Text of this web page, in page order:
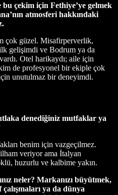
çekim için Fethiye’ye gelmek
atmosferi hakkındaki
çok güzel. Misafirperverlik,
gelişimdi ve Bodrum ya da
Otel harikaydı; aile için
de profesyonel bir ekiple çok
unutulmaz bir deneyimdi.
denediğiniz mutfaklar ya
benim için vazgeçilmez.
veriyor ama İtalyan
huzurlu ve kalbime yakın.
neler? Markanızı büyütmek,
ya da dünya